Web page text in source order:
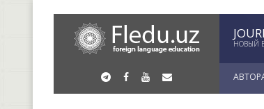
НОВЫЙ